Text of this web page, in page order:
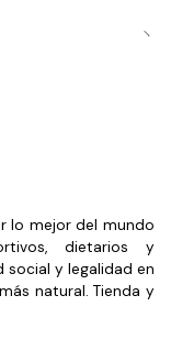
lo mejor del mundo
dietarios y
y legalidad en
natural. Tienda y